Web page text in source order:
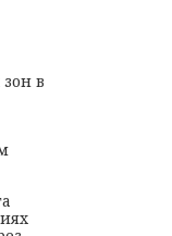
в